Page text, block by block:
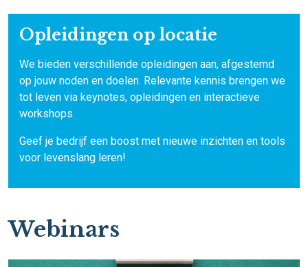
Opleidingen op locatie
We bieden verschillende opleidingen aan, afgestemd
op jouw noden en doelen. Relevante kennis brengen we
tot leven via keynotes, opleidingen en interactieve
workshops.
Geef je bedrijf een boost met nieuwe inzichten en tools
voor levenslang leren!
Webinars